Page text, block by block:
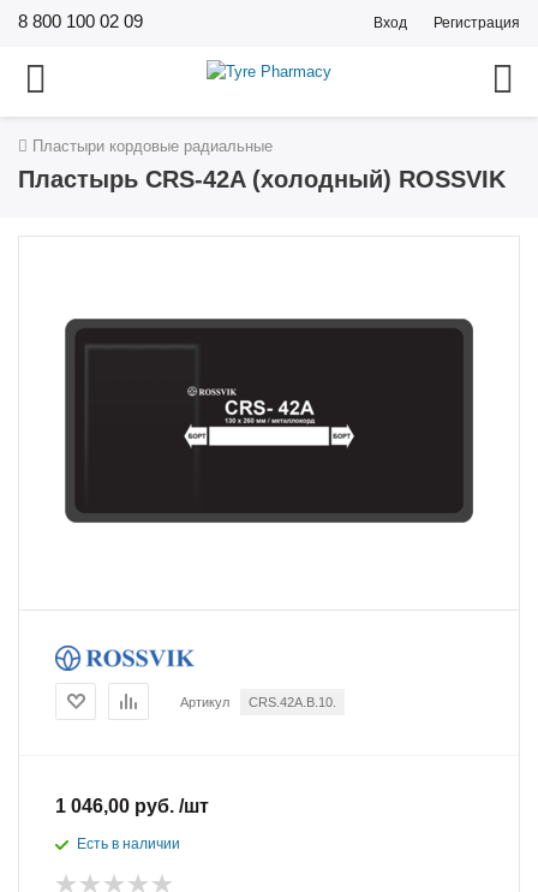
8 800 100 02 09 Вход Регистрация
Пластыри кордовые радиальные
Пластырь CRS-42A (холодный) ROSSVIK
Артикул CRS.42A.B.10.
1 046,00 руб. /шт
Есть в наличии